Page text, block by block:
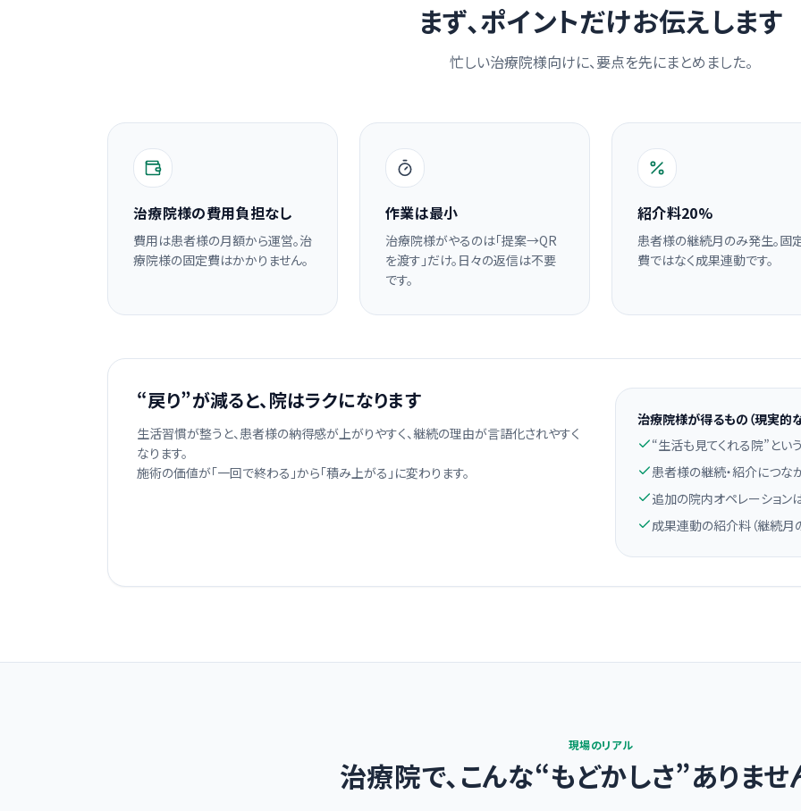
まず、ポイントだけお伝えします
忙しい治療院様向けに、要点を先にまとめました。
治療院様の費用負担なし
費用は患者様の月額から運営。治
療院様の固定費はかかりません。
作業は最小
治療院様がやるのは「提案→QR
を渡す」だけ。日々の返信は不要
です。
紹介料20%
患者様の継続月のみ発生。固
費ではなく成果連動です。
“戻り”が減ると、院はラクになります
生活習慣が整うと、患者様の納得感が上がりやすく、継続の理由が言語化されやすく
なります。
施術の価値が「一回で終わる」から「積み上がる」に変わります。
治療院様が得るもの（現実的
“生活も見てくれる院”とい
患者様の継続・紹介につな
追加の院内オペレーション
成果連動の紹介料（継続月
現場のリアル
治療院で、こんな“もどかしさ”ありませ